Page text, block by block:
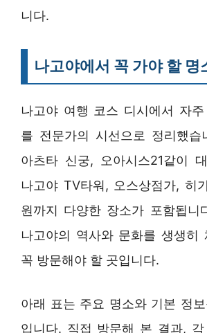
니다.
나고야에서 꼭 가야 할 명
나고야 여행 코스 디시에서 자
를 전문가의 시선으로 정리했습
아츠타 신궁, 오아시스21같이
나고야 TV타워, 오스상점가, 히
원까지 다양한 장소가 포함됩니
나고야의 역사와 문화를 생생히
꼭 방문해야 할 곳입니다.
아래 표는 주요 명소와 기본 정
입니다. 직접 방문해 본 결과,